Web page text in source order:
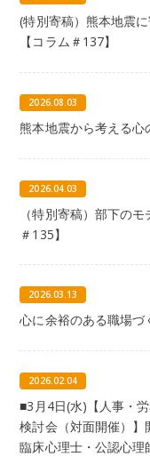
(特別寄稿）熊本地震
【コラム＃137】
2026.08.03
熊本地震から考える心
2026.04.03
（特別寄稿）部下の
＃135】
2026.03.13
心に余裕のある職場づ
2026.02.04
■3月4日(水)【人事・
検討会（対面開催）
臨床心理士・公認心